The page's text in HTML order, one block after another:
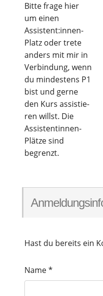
Bit­te fra­ge hier
um einen
Assistent:innen-
Platz oder tre­te
anders mit mir in
Ver­bin­dung, wenn
du min­des­tens P1
bist und ger­ne
den Kurs assis­tie­
ren willst. Die
Assis­ten­tin­nen-
Plät­ze sind
begrenzt.
Hast du bereits ein
Name*